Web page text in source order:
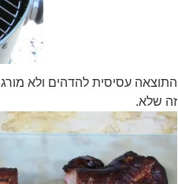
התוצאה עסיסית להדהים ולא
זה שלא.